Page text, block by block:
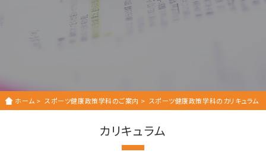
ホーム > スポーツ健康政策学科のご案内 > スポーツ健康政策学科のカリキュラム
カリキュラム